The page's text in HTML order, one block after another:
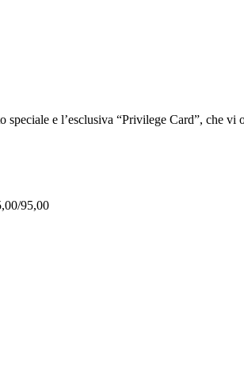
e l’esclusiva “Privilege Card”, che vi
95,00